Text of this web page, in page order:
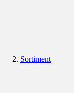
Sortiment